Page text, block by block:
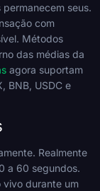
seus.
com
Métodos
das médias da
agora suportam
BNB, USDC e
Realmente
a 60 segundos.
vivo durante um